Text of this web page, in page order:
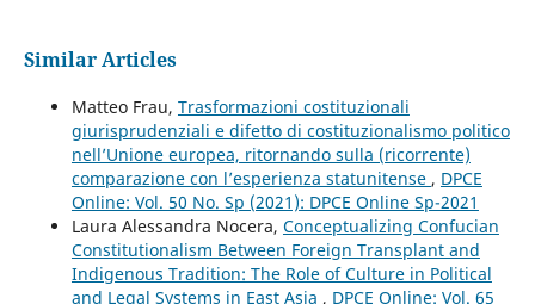
Similar Articles
Matteo Frau, Trasformazioni costituzionali
giurisprudenziali e difetto di costituzionalismo politico
nell’Unione europea, ritornando sulla (ricorrente)
comparazione con l’esperienza statunitense , DPCE
Online: Vol. 50 No. Sp (2021): DPCE Online Sp-2021
Laura Alessandra Nocera, Conceptualizing Confucian
Constitutionalism Between Foreign Transplant and
Indigenous Tradition: The Role of Culture in Political
and Legal Systems in East Asia , DPCE Online: Vol. 65